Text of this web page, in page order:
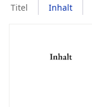
Titel Inhalt